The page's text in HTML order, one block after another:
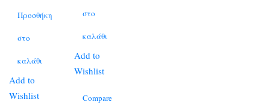
Προσθήκη
στο
καλάθι
Add to
Wishlist
στο
καλάθι
Add to
Wishlist
Compare